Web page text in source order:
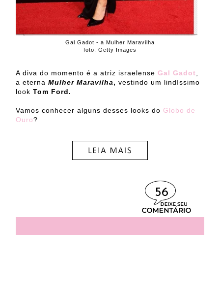
Gal Gadot - a Mulher Maravilha
foto: Getty Images
A diva do momento é a atriz israelense Gal Gadot
a eterna Mulher Maravilha, vestindo um lindíssimo
look Tom Ford.
Vamos conhecer alguns desses looks do Globo de
Ouro?
56